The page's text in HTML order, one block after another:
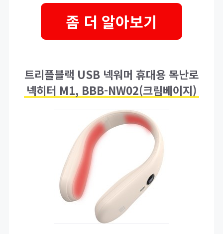
좀 더 알아보기
트리플블랙 USB 넥워머 휴대용 목난로
넥히터 M1, BBB-NW02(크림베이지)